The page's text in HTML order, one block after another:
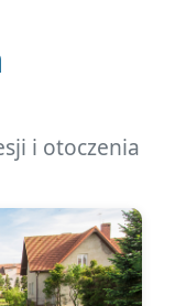
i otoczenia